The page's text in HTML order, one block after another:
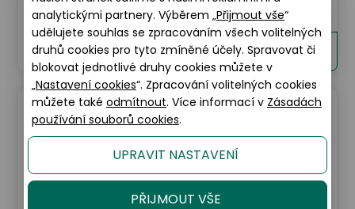
0UO6199
1.890 Kč
1.134 Kč Detaily
40% AKCE
analytickými partnery. Výběrem „Přijmout vše“
udělujete souhlas se zpracováním všech volitelných
druhů cookies pro tyto zmíněné účely. Spravovat či
blokovat jednotlivé druhy cookies můžete v
„Nastavení cookies“. Zpracování volitelných cookies
můžete také odmítnout. Více informací v Zásadách
používání souborů cookies.
UPRAVIT NASTAVENÍ
PŘIJMOUT VŠE